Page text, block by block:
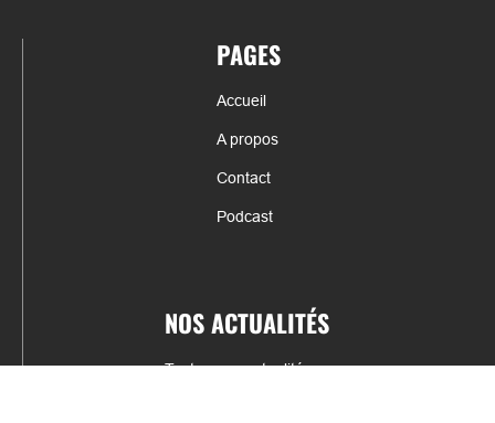
PAGES
Accueil
A propos
Contact
Podcast
NOS ACTUALITÉS
Toutes nos actualités